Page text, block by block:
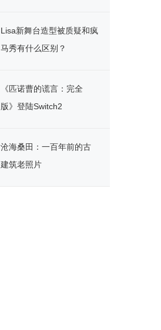
Lisa新舞台造型被质疑和疯
马秀有什么区别？
《匹诺曹的谎言：完全
版》登陆Switch2
沧海桑田：一百年前的古
建筑老照片